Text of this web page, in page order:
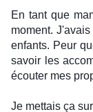
En tant que
moment.
enfants. Peur
savoir les
écouter mes
Je mettais ça